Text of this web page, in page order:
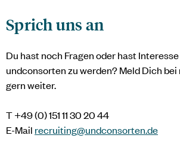
Sprich uns an
Du hast noch Fragen oder hast
undconsortenzu werden? Meld Dich
gern weiter.
T +49 (0) 151 11 30 20 44
E-Mail recruiting@undconsorten.de